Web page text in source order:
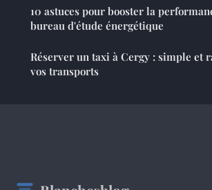
10 astuces pour booster la
bureau d'étude énergétique
Réserver un taxi à Cergy : simple et
vos transports